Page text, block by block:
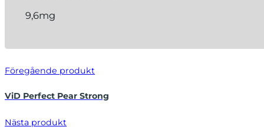
9,6mg
Föregående produkt
ViD Perfect Pear Strong
Nästa produkt